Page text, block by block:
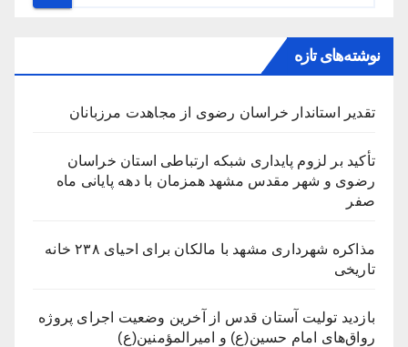
نوشته‌های تازه
تقدیر استاندار خراسان رضوی از مجاهدت مرزبانان
تأکید بر لزوم پایداری شبکه ارتباطی استان خراسان
رضوی و شهر مقدس مشهد همزمان با دهه پایانی ماه
صفر
مذاکره شهرداری مشهد با مالکان برای احیای ۲۳۸ خانه
تاریخی
بازدید تولیت آستان قدس از آخرین وضعیت اجرای پروژه
رواق‌های امام حسین(ع) و امیرالمؤمنین(ع)